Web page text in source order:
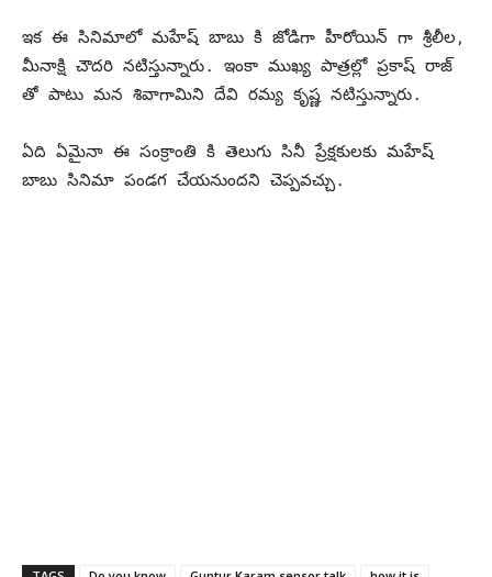
ఇక ఈ సినిమాలో మహేష్ బాబు కి జోడిగా హీరోయిన్ గా శ్రీలీల,
మీనాక్షి చౌదరి నటిస్తున్నారు. ఇంకా ముఖ్య పాత్రల్లో ప్రకాష్ రాజ్
తో పాటు మన శివాగామిని దేవి రమ్య కృష్ణ నటిస్తున్నారు.
ఏది ఏమైనా ఈ సంక్రాంతి కి తెలుగు సినీ ప్రేక్షకులకు మహేష్
బాబు సినిమా పండగ చేయనుందని చెప్పవచ్చు.